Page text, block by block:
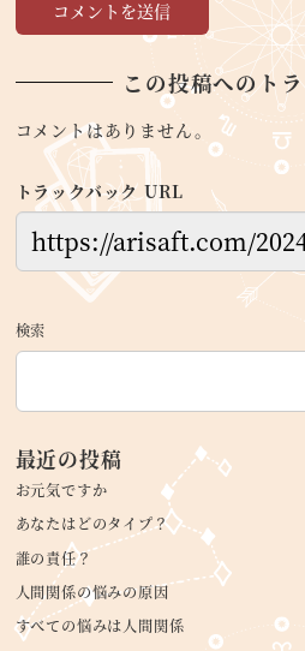
この投稿へのト
コメントはありません。
トラックバック URL
検索
最近の投稿
お元気ですか
あなたはどのタイプ？
誰の責任？
人間関係の悩みの原因
すべての悩みは人間関係